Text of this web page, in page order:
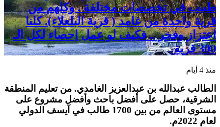
طبيب في تخصصات مختلفة . وكلهم من
قرية واحدة من غامد ( قرية البلعلاء). كلنا
اعتزاز وفخر .. فكيف لو عمل إحصاء لكل الـ
300 قرية.
منذ 4 أيام
الطالب عبدالله بن عبدالعزيز الغامدي. من تعليم المنطقة
الشرقية، حصل على أفضل باحث وأفضل مشروع على
مستوى العالم من بين 1700 طالب في آيسف الدولي
لعام 2022م.